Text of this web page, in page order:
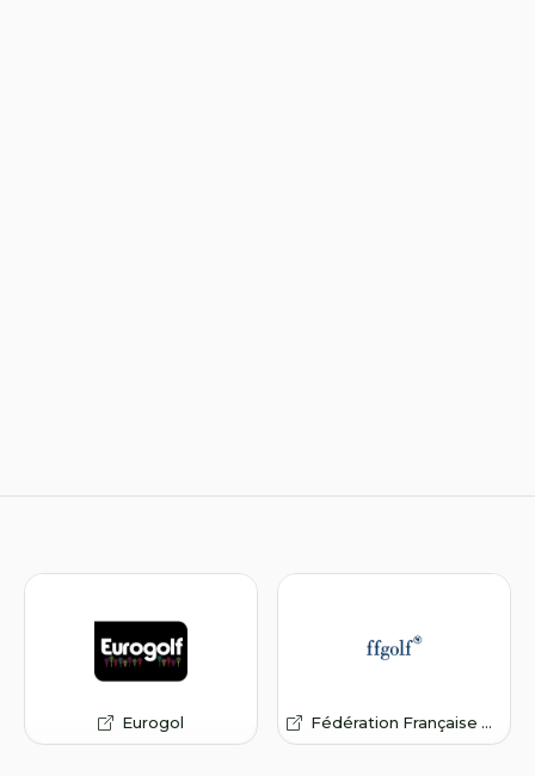
Eurogol Fédération Française de Golf